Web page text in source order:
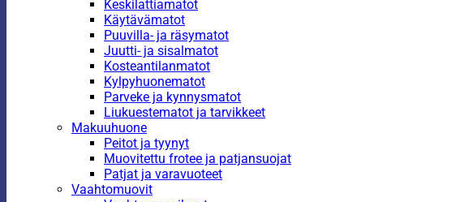
Keskilattiamatot
Käytävämatot
Puuvilla- ja räsymatot
Juutti- ja sisalmatot
Kosteantilanmatot
Kylpyhuonematot
Parveke ja kynnysmatot
Liukuestematot ja tarvikkeet
Makuuhuone
Peitot ja tyynyt
Muovitettu frotee ja patjansuojat
Patjat ja varavuoteet
Vaahtomuovit